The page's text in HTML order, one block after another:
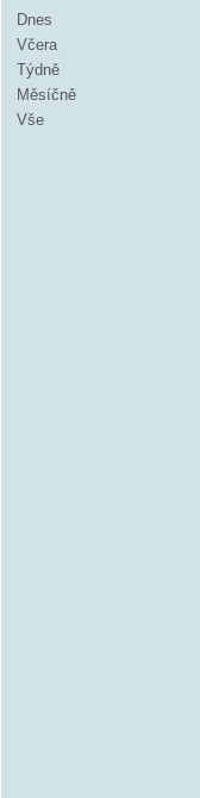
Dnes
Včera
Týdně
Měsíčně
Vše